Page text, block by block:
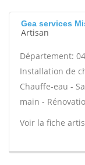
Gea services
Artisan
Département: 04
Installation de
Chauffe-eau -
main -
Voir la fiche